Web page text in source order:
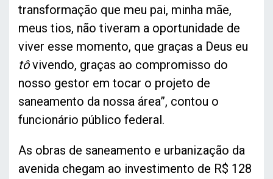
transformação que meu pai, minha mãe,
meus tios, não tiveram a oportunidade de
viver esse momento, que graças a Deus eu
tôvivendo, graças ao compromisso do
nosso gestor em tocar o projeto de
saneamento da nossa área”, contou o
funcionário público federal.
As obras de saneamento e urbanização da
avenida chegam ao investimento de R$ 128